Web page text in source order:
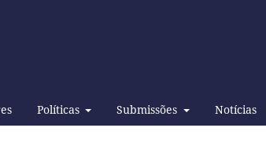
Políticas Submissões Notícias